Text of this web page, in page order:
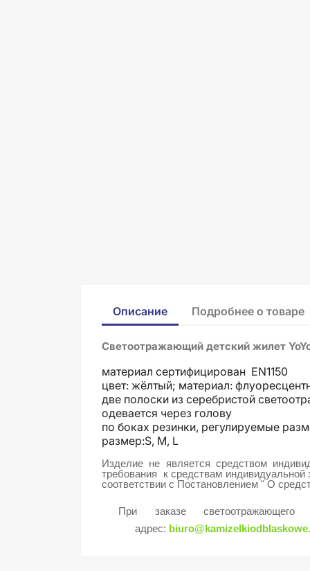
Описание Подробнее о товаре
Cветоотражающий детский жилет
материал сертифицирован EN1150
цвет: жёлтый; материал:
две полоски из серебристой
одевается через голову
по боках резинки, регулируемые
размер:S, M, L
Изделие не является средством
требования к средствам индивидуальной
соответствии с Постановлением " О
При заказе
адрес: